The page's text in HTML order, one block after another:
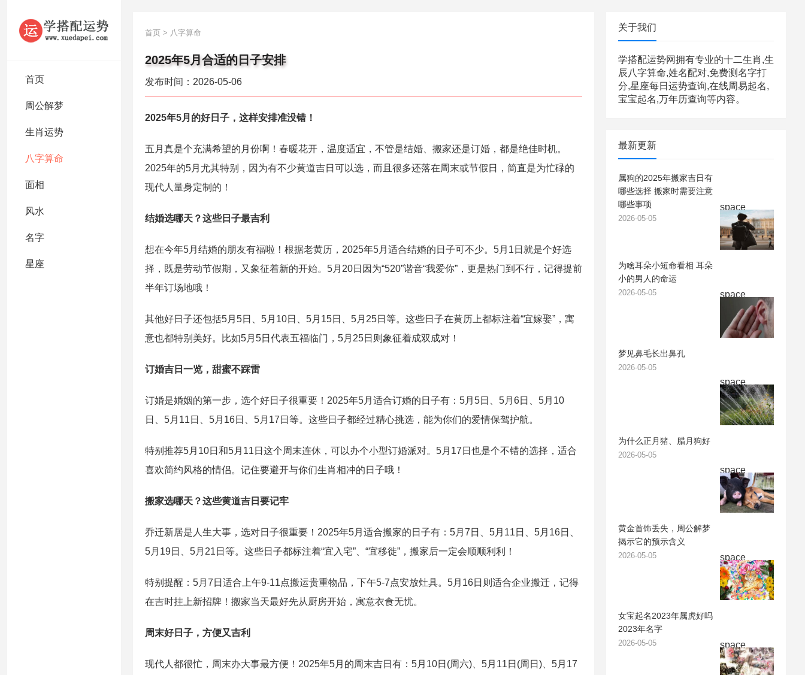
首页
周公解梦
生肖运势
八字算命
面相
风水
名字
星座
首页 > 八字算命
2025年5月合适的日子安排
发布时间：2026-05-06
2025年5月的好日子，这样安排准没错！
五月真是个充满希望的月份啊！春暖花开，温度适宜，不管是结婚、搬家还是订婚，都是绝佳时机。
2025年的5月尤其特别，因为有不少黄道吉日可以选，而且很多还落在周末或节假日，简直是为忙碌的
现代人量身定制的！
结婚选哪天？这些日子最吉利
想在今年5月结婚的朋友有福啦！根据老黄历，2025年5月适合结婚的日子可不少。5月1日就是个好选
择，既是劳动节假期，又象征着新的开始。5月20日因为“520”谐音“我爱你”，更是热门到不行，记得提前
半年订场地哦！
其他好日子还包括5月5日、5月10日、5月15日、5月25日等。这些日子在黄历上都标注着“宜嫁娶”，寓
意也都特别美好。比如5月5日代表五福临门，5月25日则象征着成双成对！
订婚吉日一览，甜蜜不踩雷
订婚是婚姻的第一步，选个好日子很重要！2025年5月适合订婚的日子有：5月5日、5月6日、5月10
日、5月11日、5月16日、5月17日等。这些日子都经过精心挑选，能为你们的爱情保驾护航。
特别推荐5月10日和5月11日这个周末连休，可以办个小型订婚派对。5月17日也是个不错的选择，适合
喜欢简约风格的情侣。记住要避开与你们生肖相冲的日子哦！
搬家选哪天？这些黄道吉日要记牢
乔迁新居是人生大事，选对日子很重要！2025年5月适合搬家的日子有：5月7日、5月11日、5月16日、
5月19日、5月21日等。这些日子都标注着“宜入宅”、“宜移徙”，搬家后一定会顺顺利利！
特别提醒：5月7日适合上午9-11点搬运贵重物品，下午5-7点安放灶具。5月16日则适合企业搬迁，记得
在吉时挂上新招牌！搬家当天最好先从厨房开始，寓意衣食无忧。
周末好日子，方便又吉利
现代人都很忙，周末办大事最方便！2025年5月的周末吉日有：5月10日(周六)、5月11日(周日)、5月17
关于我们
学搭配运势网拥有专业的十二生肖,生
辰八字算命,姓名配对,免费测名字打
分,星座每日运势查询,在线周易起名,
宝宝起名,万年历查询等内容。
最新更新
space
属狗的2025年搬家吉日有
哪些选择 搬家时需要注意
哪些事项
2026-05-05
space
为啥耳朵小短命看相 耳朵
小的男人的命运
2026-05-05
space
梦见鼻毛长出鼻孔
2026-05-05
space
为什么正月猪、腊月狗好
2026-05-05
space
黄金首饰丢失，周公解梦
揭示它的预示含义
2026-05-05
space
女宝起名2023年属虎好吗
2023年名字
2026-05-05